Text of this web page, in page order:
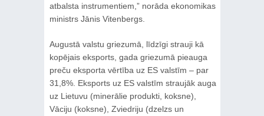
atbalsta instrumentiem,” norāda ekonomikas
ministrs Jānis Vitenbergs.
Augustā valstu griezumā, līdzīgi strauji kā
kopējais eksports, gada griezumā pieauga
preču eksporta vērtība uz ES valstīm – par
31,8%. Eksports uz ES valstīm straujāk auga
uz Lietuvu (minerālie produkti, koksne),
Vāciju (koksne), Zviedriju (dzelzs un